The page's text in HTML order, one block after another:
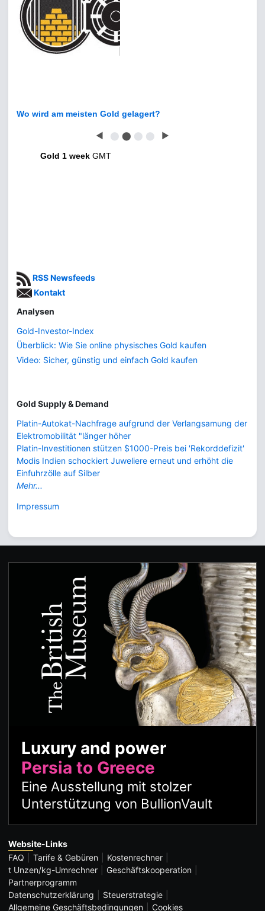
Wo wird am meisten Gold gelagert?
◀ ⬤ ⬤ ⬤ ⬤ ▶
Gold 1 week GMT
RSS Newsfeeds
Kontakt
Analysen
Gold-Investor-Index
Überblick: Wie Sie online physisches Gold kaufen
Video: Sicher, günstig und einfach Gold kaufen
Gold Supply & Demand
Platin-Autokat-Nachfrage aufgrund der Verlangsamung der
Elektromobilität "länger höher
Platin-Investitionen stützen $1000-Preis bei 'Rekorddefizit'
Modis Indien schockiert Juweliere erneut und erhöht die
Einfuhrzölle auf Silber
Mehr...
Impressum
Luxury and power
Persia to Greece
Eine Ausstellung mit stolzer
Unterstützung von BullionVault
Website-Links
FAQ
Tarife & Gebüren
Kostenrechner
t Unzen/kg-Umrechner
Geschäftskooperation
Partnerprogramm
Datenschutzerklärung
Steuerstrategie
Allgemeine Geschäftsbedingungen
Cookies